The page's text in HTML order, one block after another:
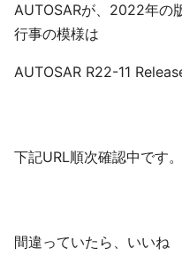
AUTOSARが、2022年の
行事の模様は
AUTOSAR R22-11
下記URL順次確認中です。
間違っていたら、いいね